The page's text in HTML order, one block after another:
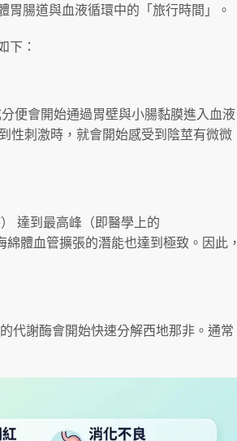
腸道與血液循環中的「旅行時間」。
下：
便會開始通過胃壁與小腸黏膜進入血液
性刺激時，就會開始感受到陰莖有微微
達到最高峰（即醫學上的
體血管擴張的潛能也達到極致。因此，
代謝酶會開始快速分解西地那非。通常